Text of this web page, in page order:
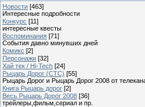
Новости [463]
Интересные подробности
Конкурс [11]
интересные квесты
Воспоминания [71]
События давно минувших дней
Комикс [2]
Персонажи [32]
Хай тек / Hi-Tech [24]
Рыцарь Дорог (СТС) [55]
Рыцарь Дорог и Рыцарь Дорог 2008 от
Книга Рыцарь дорог [2]
Весь Рыцарь Дорог 2008 [36]
трейлеры,фильм,сериал и пр.